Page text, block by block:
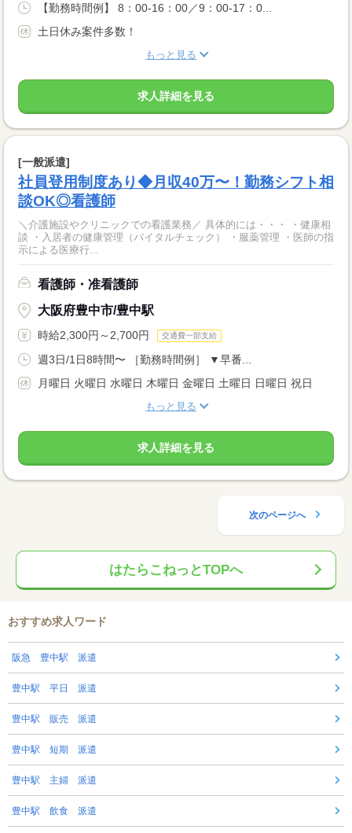
【勤務時間例】 8：00-16：00／9：00-17：0...
土日休み案件多数！
もっと見る
求人詳細を見る
[一般派遣]
社員登用制度あり◆月収40万〜！勤務シフト相
談OK◎看護師
＼介護施設やクリニックでの看護業務／ 具体的には・・・ ・健康相
談 ・入居者の健康管理（バイタルチェック） ・服薬管理 ・医師の指
示による医療行...
看護師・准看護師
大阪府豊中市/豊中駅
時給2,300円～2,700円 交通費一部支給
週3日/1日8時間〜 ［勤務時間例］ ▼早番...
月曜日 火曜日 水曜日 木曜日 金曜日 土曜日 日曜日 祝日
もっと見る
求人詳細を見る
次のページへ
はたらこねっとTOPへ
おすすめ求人ワード
阪急 豊中駅 派遣
豊中駅 平日 派遣
豊中駅 販売 派遣
豊中駅 短期 派遣
豊中駅 主婦 派遣
豊中駅 飲食 派遣